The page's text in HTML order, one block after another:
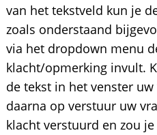
van het tekstveld kun je
zoals onderstaand
via het dropdown menu
klacht/opmerking invult.
de tekst in het venster uw
daarna op verstuur uw
klacht verstuurd en zou